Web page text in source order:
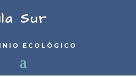
Sur
ECOLÓGICO